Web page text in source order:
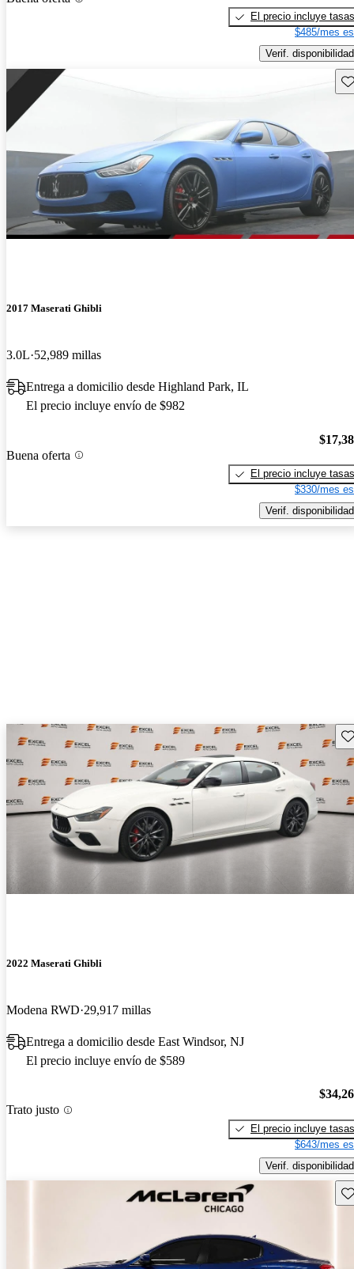
El precio incluye tasas
$485/mes
Verif. disponibilidad
2017 Maserati Ghibli
3.0L 52,989 millas
Entrega a domicilio desde Highland Park, IL
El precio incluye envío de $982
Buena oferta
El precio incluye tasas
$330/mes
Verif. disponibilidad
2022 Maserati Ghibli
Modena RWD 29,917 millas
Entrega a domicilio desde East Windsor, NJ
El precio incluye envío de $589
Trato justo
El precio incluye tasas
$643/mes
Verif. disponibilidad